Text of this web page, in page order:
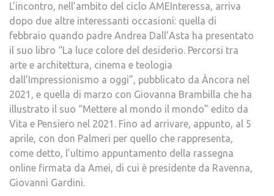
L’incontro, nell’ambito del ciclo AMEInteressa, arriva
dopo due altre interessanti occasioni: quella di
febbraio quando padre Andrea Dall’Asta ha presentato
il suo libro “La luce colore del desiderio. Percorsi tra
arte e architettura, cinema e teologia
dall’Impressionismo a oggi”, pubblicato da Àncora nel
2021, e quella di marzo con Giovanna Brambilla che ha
illustrato il suo “Mettere al mondo il mondo” edito da
Vita e Pensiero nel 2021. Fino ad arrivare, appunto, al 5
aprile, con don Palmeri per quello che rappresenta,
come detto, l’ultimo appuntamento della rassegna
online firmata da Amei, di cui è presidente da Ravenna,
Giovanni Gardini.